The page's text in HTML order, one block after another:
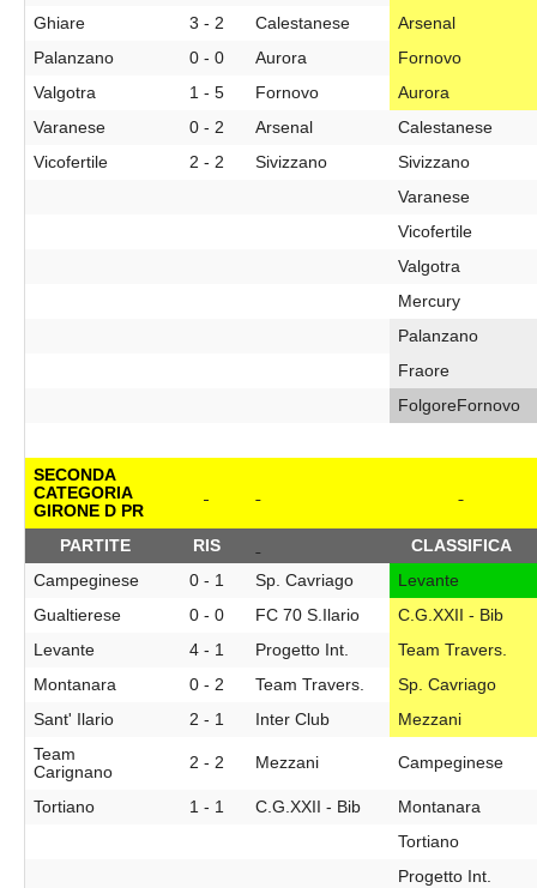
Ghiare 3 - 2 Calestanese
Arsenal
Palanzano
0 - 0 Aurora
Fornovo
Valgotra
1 - 5 Fornovo
Aurora
Varanese
0 - 2 Arsenal
Calestanese
Vicofertile
2 - 2 Sivizzano
Sivizzano
Varanese
Vicofertile
Valgotra
Mercury
Palanzano
Fraore
FolgoreFornovo
SECONDA
CATEGORIA
GIRONE D PR
PARTITE
RIS
CLASSIFICA
Campeginese
0 - 1 Sp. Cavriago
Levante
Gualtierese
0 - 0 FC 70 S.Ilario
C.G.XXII - Bib
Levante
4 - 1 Progetto Int.
Team Travers.
Montanara
0 - 2 Team Travers.
Sp. Cavriago
Sant' Ilario
2 - 1 Inter Club
Mezzani
Team
Carignano
2 - 2 Mezzani Campeginese
Tortiano 1 - 1 C.G.XXII - Bib
Montanara
Tortiano
Progetto Int.